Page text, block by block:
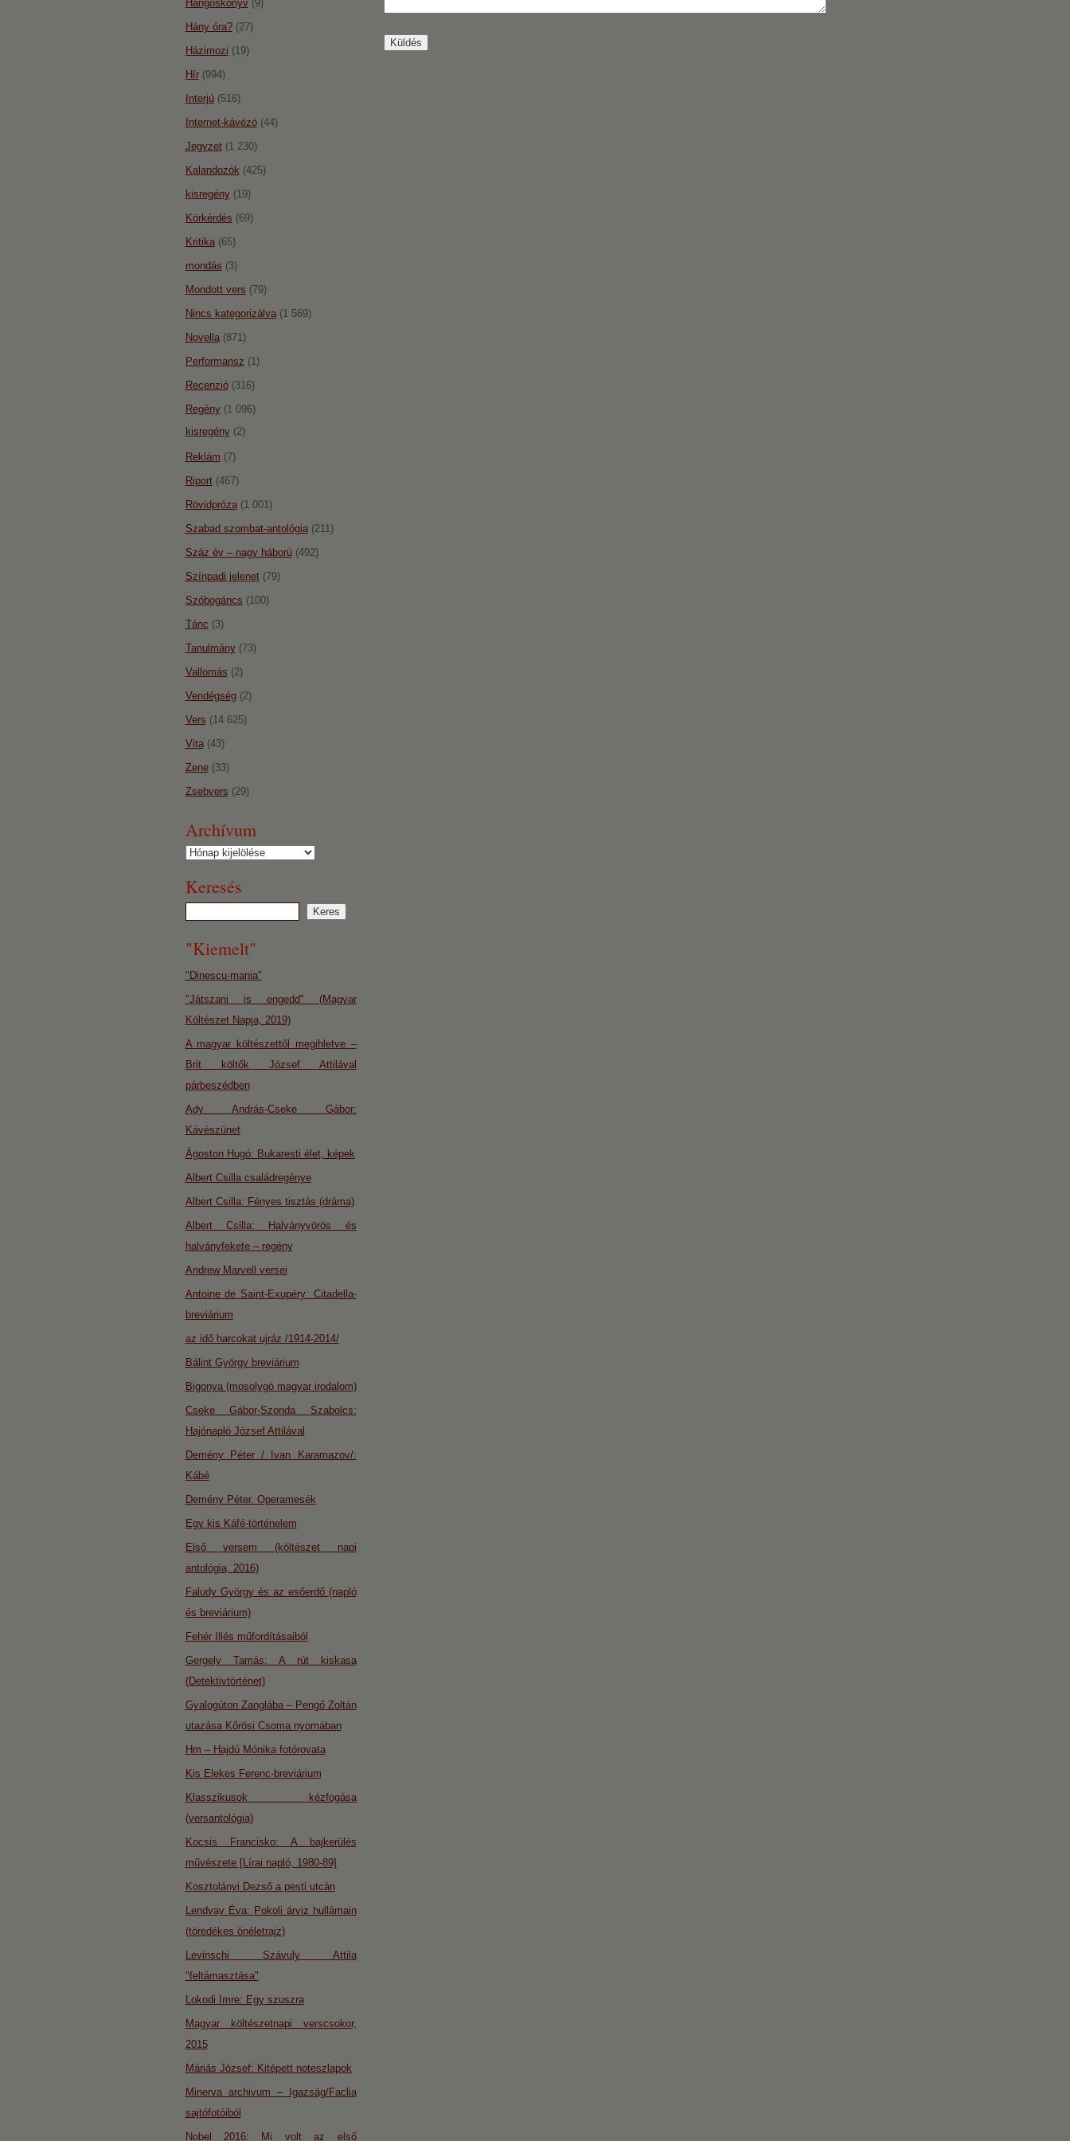
Hangoskönyv(9)
Hány óra?(27)
Házimozi (19)
Hír(994)
Interjú(516)
Internet-kávézó(44)
Jegyzet(1 230)
Kalandozók (425)
kisregény(19)
Körkérdés (69)
Kritika(65)
mondás (3)
Mondott vers (79)
Nincs kategorizálva(1 569)
Novella(871)
Performansz (1)
Recenzió(316)
Regény(1 096)
kisregény(2)
Reklám (7)
Riport(467)
Rövidpróza(1 001)
Szabad szombat-antológia(211)
Száz év – nagy háború(492)
Színpadi jelenet(79)
Szóbogáncs (100)
Tánc (3)
Tanulmány(73)
Vallomás (2)
Vendégség(2)
Vers (14 625)
Vita(43)
Zene(33)
Zsebvers (29)
Archívum
Archívum
Keresés
"Kiemelt"
"Dinescu-mania"
"Játszani is engedd" (Magyar
Költészet Napja, 2019)
A magyar költészettől megihletve –
Brit költők József Attilával
párbeszédben
Ady András-Cseke Gábor:
Kávészünet
Ágoston Hugó: Bukaresti élet, képek
Albert Csilla családregénye
Albert Csilla: Fényes tisztás (dráma)
Albert Csilla: Halványvörös és
halványfekete – regény
Andrew Marvell versei
Antoine de Saint-Exupéry: Citadella-
breviárium
az idő harcokat ujráz /1914-2014/
Bálint György breviárium
Bigonya (mosolygó magyar irodalom)
Cseke Gábor-Szonda Szabolcs:
Hajónapló József Attilával
Demény Péter / Ivan Karamazov/:
Kábé
Demény Péter. Operamesék
Egy kis Káfé-történelem
Első versem (költészet napi
antológia, 2016)
Faludy György és az esőerdő (napló
és breviárium)
Fehér Illés műfordításaiból
Gergely Tamás: A rút kiskasa
(Detektivtörténet)
Gyalogúton Zanglába – Pengő Zoltán
utazása Kőrösi Csoma nyomában
Hm – Hajdú Mónika fotórovata
Kis Elekes Ferenc-breviárium
Klasszikusok kézfogása
(versantológia)
Kocsis Francisko: A bajkerülés
művészete [Lírai napló, 1980-89]
Kosztolányi Dezső a pesti utcán
Lendvay Éva: Pokoli árviz hullámain
(töredékes önéletrajz)
Levinschi Szávuly Attila
"feltámasztása"
Lokodi Imre: Egy szuszra
Magyar költészetnapi verscsokor,
2015
Máriás József: Kitépett noteszlapok
Minerva archivum – Igazság/Faclia
sajtófotóiból
Nobel 2016: Mi volt az első